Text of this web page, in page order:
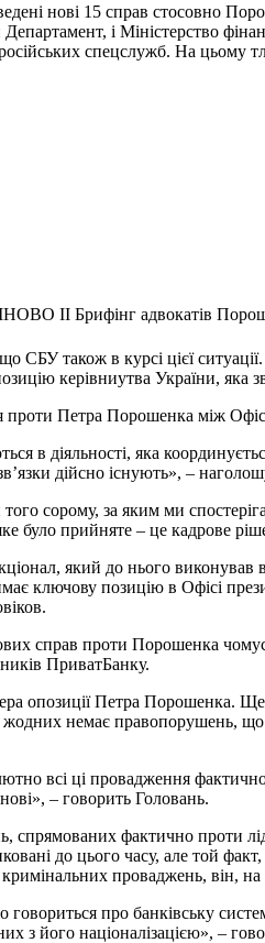
нові 15 справ стосовно
і Міністерство
спецслужб. На цьому
II Брифінг адвокатів
також в курсі цієї
керівниутва України,
проти Петра Порошенка між
в діяльності, яка
дійсно існують», –
сорому, за яким ми
було прийняте – це кадрове
який до нього
ключову позицію в Офісі
справ проти Порошенка
ПриватБанку.
опозиції Петра
немає правопорушень, що
всі ці провадження
– говорить Головань.
фактично проти
до цього часу, але той
проваджень, він,
про банківську
з його націоналізацією», –